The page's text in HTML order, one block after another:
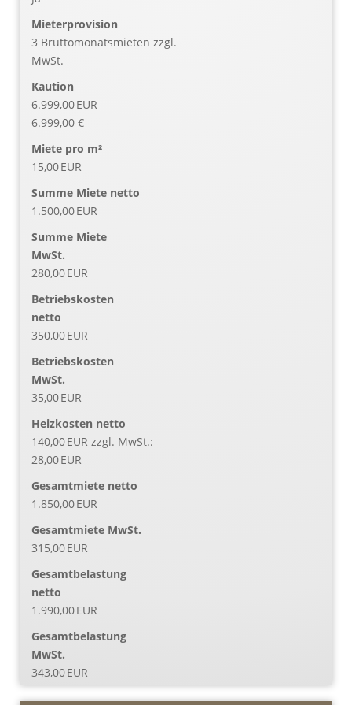
Mieter­provision
3 Bruttomonatsmieten zzgl.
MwSt.
Kaution
6.999,00 EUR
6.999,00 €
Miete pro m²
15,00 EUR
Summe Miete netto
1.500,00 EUR
Summe Miete
MwSt.
280,00 EUR
Betriebskosten
netto
350,00 EUR
Betriebskosten
MwSt.
35,00 EUR
Heizkosten netto
140,00 EUR zzgl. MwSt.:
28,00 EUR
Gesamtmiete netto
1.850,00 EUR
Gesamtmiete MwSt.
315,00 EUR
Gesamtbelastung
netto
1.990,00 EUR
Gesamtbelastung
MwSt.
343,00 EUR